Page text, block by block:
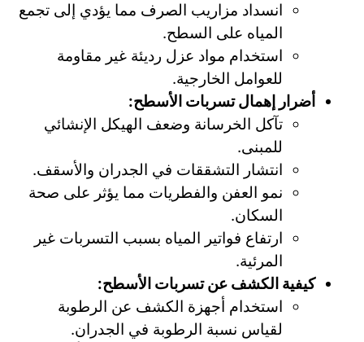
انسداد مزاريب الصرف مما يؤدي إلى تجمع
المياه على السطح.
استخدام مواد عزل رديئة غير مقاومة
للعوامل الخارجية.
أضرار إهمال تسربات الأسطح:
تآكل الخرسانة وضعف الهيكل الإنشائي
للمبنى.
انتشار التشققات في الجدران والأسقف.
نمو العفن والفطريات مما يؤثر على صحة
السكان.
ارتفاع فواتير المياه بسبب التسربات غير
المرئية.
كيفية الكشف عن تسربات الأسطح:
استخدام أجهزة الكشف عن الرطوبة
لقياس نسبة الرطوبة في الجدران.